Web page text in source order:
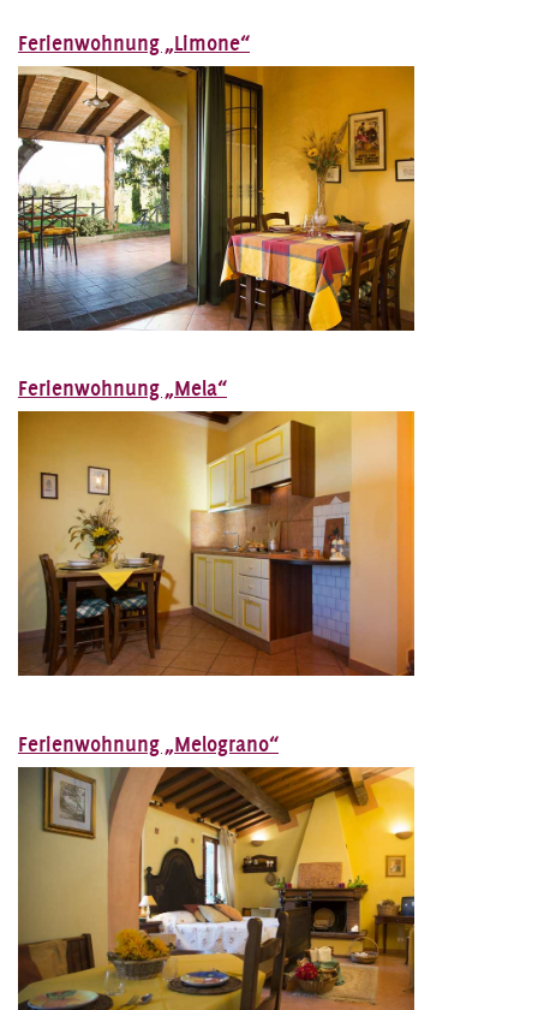
Ferienwohnung „Limone“
Ferienwohnung „Mela“
Ferienwohnung „Melograno“